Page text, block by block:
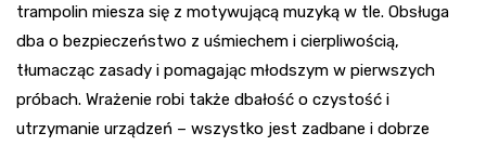
trampolin miesza się z motywującą muzyką w tle. Obsługa
dba o bezpieczeństwo z uśmiechem i cierpliwością,
tłumacząc zasady i pomagając młodszym w pierwszych
próbach. Wrażenie robi także dbałość o czystość i
utrzymanie urządzeń – wszystko jest zadbane i dobrze